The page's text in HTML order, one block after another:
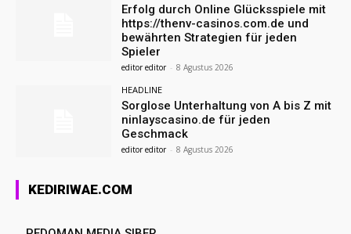
Erfolg durch Online Glücksspiele mit
https://thenv-casinos.com.de und
bewährten Strategien für jeden
Spieler
editor editor - 8 Agustus 2026
HEADLINE
Sorglose Unterhaltung von A bis Z mit
ninlayscasino.de für jeden
Geschmack
editor editor - 8 Agustus 2026
KEDIRIWAE.COM